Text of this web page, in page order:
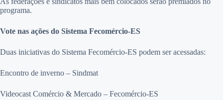
programa.
Vote nas ações do Sistema Fecomércio-ES
Duas iniciativas do Sistema Fecomércio-ES podem ser acessadas:
Encontro de inverno – Sindmat
Videocast Comércio & Mercado – Fecomércio-ES